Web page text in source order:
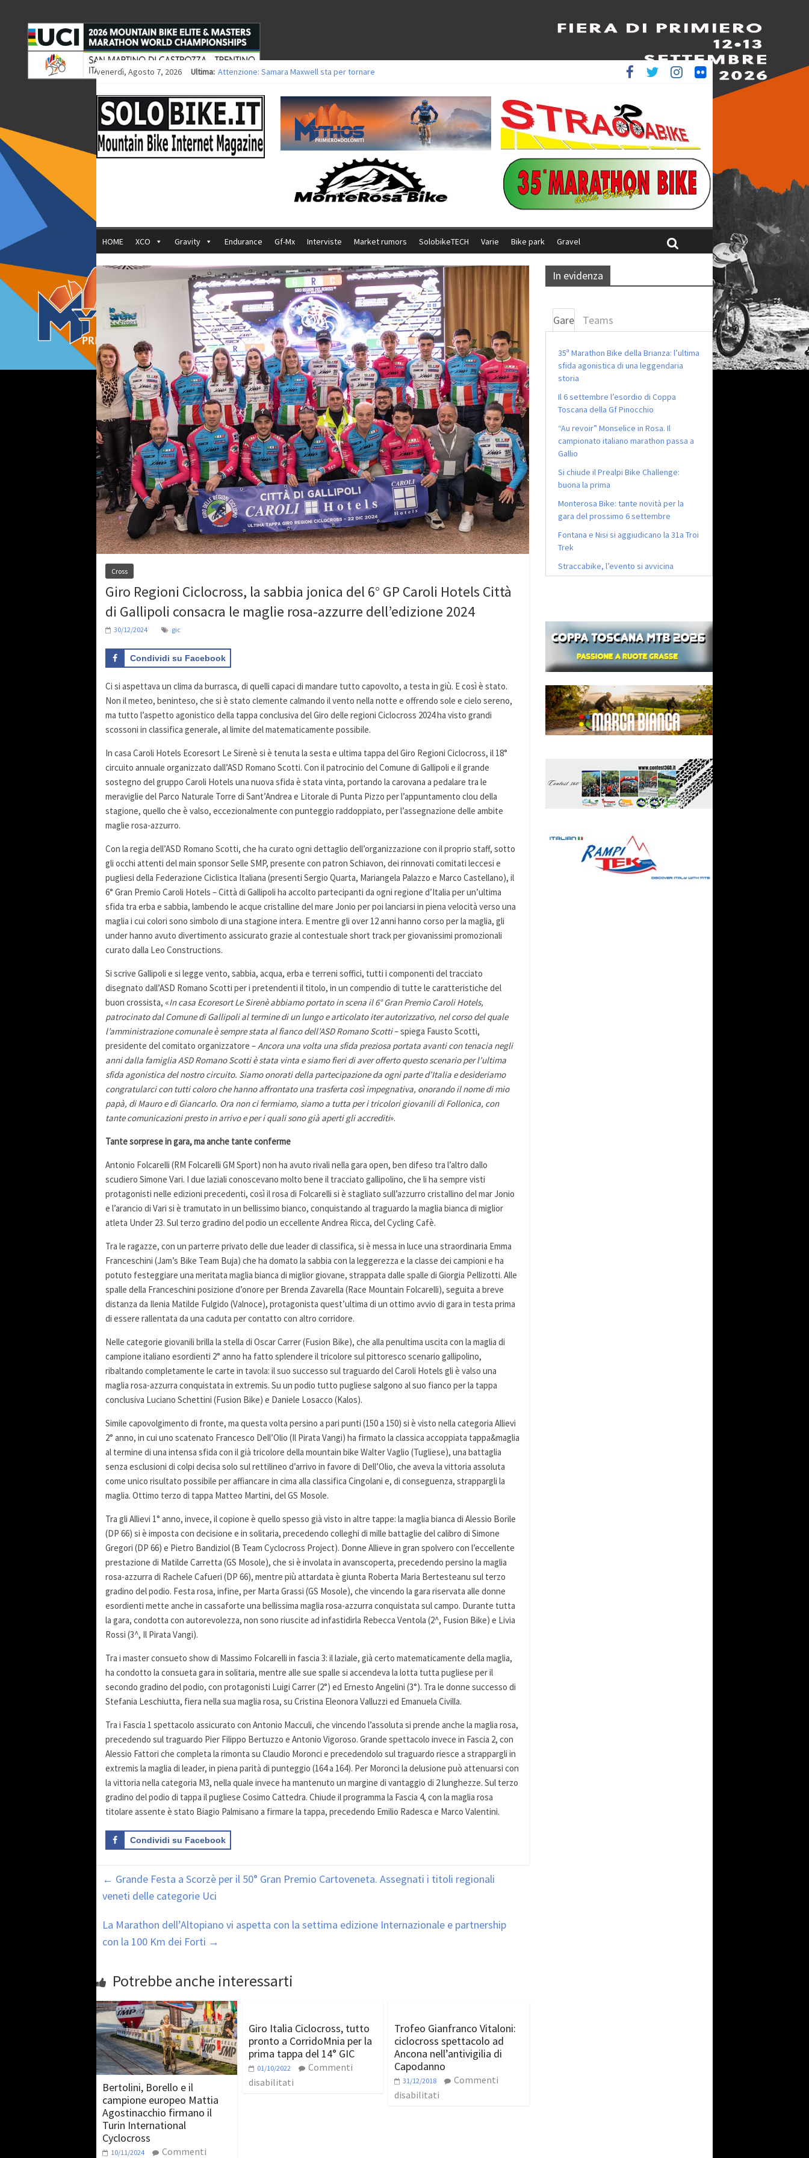
venerdì, Agosto 7, 2026 Ultima: Attenzione: Samara Maxwell sta per tornare
Europei XCO: vittorie per Ghibaudo, Grossmann e Gallis. Signorelli 5^ la migliore tra gli italiani
35ª Marathon Bike della Brianza: l’ultima sfida agonistica di una leggendaria storia
Europei MTB: il Team Relay firma il secondo argento azzurro a Monteceneri
HOME XCO Gravity Endurance Gf-Mx Interviste Market rumors SolobikeTECH Varie Bike park Gravel
Cross
Giro Regioni Ciclocross, la sabbia jonica del 6° GP Caroli Hotels Città
di Gallipoli consacra le maglie rosa-azzurre dell’edizione 2024
30/12/2024 gic
Condividi su Facebook
Ci si aspettava un clima da burrasca, di quelli capaci di mandare tutto capovolto, a testa in giù. E così è stato.
Non il meteo, beninteso, che si è stato clemente calmando il vento nella notte e offrendo sole e cielo sereno,
ma tutto l’aspetto agonistico della tappa conclusiva del Giro delle regioni Ciclocross 2024 ha visto grandi
scossoni in classifica generale, al limite del matematicamente possibile.
In casa Caroli Hotels Ecoresort Le Sirenè si è tenuta la sesta e ultima tappa del Giro Regioni Ciclocross, il 18°
circuito annuale organizzato dall’ASD Romano Scotti. Con il patrocinio del Comune di Gallipoli e il grande
sostegno del gruppo Caroli Hotels una nuova sfida è stata vinta, portando la carovana a pedalare tra le
meraviglie del Parco Naturale Torre di Sant’Andrea e Litorale di Punta Pizzo per l’appuntamento clou della
stagione, quello che è valso, eccezionalmente con punteggio raddoppiato, per l’assegnazione delle ambite
maglie rosa-azzurro.
Con la regia dell’ASD Romano Scotti, che ha curato ogni dettaglio dell’organizzazione con il proprio staff, sotto
gli occhi attenti del main sponsor Selle SMP, presente con patron Schiavon, dei rinnovati comitati leccesi e
pugliesi della Federazione Ciclistica Italiana (presenti Sergio Quarta, Mariangela Palazzo e Marco Castellano), il
6° Gran Premio Caroli Hotels – Città di Gallipoli ha accolto partecipanti da ogni regione d’Italia per un’ultima
sfida tra erba e sabbia, lambendo le acque cristalline del mare Jonio per poi lanciarsi in piena velocità verso una
maglia i cui colori sono simbolo di una stagione intera. E mentre gli over 12 anni hanno corso per la maglia, gli
under hanno avuto divertimento assicurato grazie al contestuale short track per giovanissimi promozionali
curato dalla Leo Constructions.
Si scrive Gallipoli e si legge vento, sabbia, acqua, erba e terreni soffici, tutti i componenti del tracciato
disegnato dall’ASD Romano Scotti per i pretendenti il titolo, in un compendio di tutte le caratteristiche del
buon crossista, «In casa Ecoresort Le Sirenè abbiamo portato in scena il 6° Gran Premio Caroli Hotels,
patrocinato dal Comune di Gallipoli al termine di un lungo e articolato iter autorizzativo, nel corso del quale
l’amministrazione comunale è sempre stata al fianco dell’ASD Romano Scotti– spiega Fausto Scotti,
presidente del comitato organizzatore –Ancora una volta una sfida preziosa portata avanti con tenacia negli
anni dalla famiglia ASD Romano Scotti è stata vinta e siamo fieri di aver offerto questo scenario per l’ultima
sfida agonistica del nostro circuito. Siamo onorati della partecipazione da ogni parte d’Italia e desideriamo
congratularci con tutti coloro che hanno affrontato una trasferta così impegnativa, onorando il nome di mio
papà, di Mauro e di Giancarlo. Ora non ci fermiamo, siamo a tutta per i tricolori giovanili di Follonica, con
tante comunicazioni presto in arrivo e per i quali sono già aperti gli accrediti».
Tante sorprese in gara, ma anche tante conferme
Antonio Folcarelli (RM Folcarelli GM Sport) non ha avuto rivali nella gara open, ben difeso tra l’altro dallo
scudiero Simone Vari. I due laziali conoscevano molto bene il tracciato gallipolino, che li ha sempre visti
protagonisti nelle edizioni precedenti, così il rosa di Folcarelli si è stagliato sull’azzurro cristallino del mar Jonio
e l’arancio di Vari si è tramutato in un bellissimo bianco, conquistando al traguardo la maglia bianca di miglior
atleta Under 23. Sul terzo gradino del podio un eccellente Andrea Ricca, del Cycling Cafè.
Tra le ragazze, con un parterre privato delle due leader di classifica, si è messa in luce una straordinaria Emma
Franceschini (Jam’s Bike Team Buja) che ha domato la sabbia con la leggerezza e la classe dei campioni e ha
potuto festeggiare una meritata maglia bianca di miglior giovane, strappata dalle spalle di Giorgia Pellizotti. Alle
spalle della Franceschini posizione d’onore per Brenda Zavarella (Race Mountain Folcarelli), seguita a breve
distanza da Ilenia Matilde Fulgido (Valnoce), protagonista quest’ultima di un ottimo avvio di gara in testa prima
di essere rallentata da una caduta per contatto con altro corridore.
Nelle categorie giovanili brilla la stella di Oscar Carrer (Fusion Bike), che alla penultima uscita con la maglia di
campione italiano esordienti 2° anno ha fatto splendere il tricolore sul pittoresco scenario gallipolino,
ribaltando completamente le carte in tavola: il suo successo sul traguardo del Caroli Hotels gli è valso una
maglia rosa-azzurra conquistata in extremis. Su un podio tutto pugliese salgono al suo fianco per la tappa
conclusiva Luciano Schettini (Fusion Bike) e Daniele Losacco (Kalos).
Simile capovolgimento di fronte, ma questa volta persino a pari punti (150 a 150) si è visto nella categoria Allievi
2° anno, in cui uno scatenato Francesco Dell’Olio (Il Pirata Vangi) ha firmato la classica accoppiata tappa&maglia
al termine di una intensa sfida con il già tricolore della mountain bike Walter Vaglio (Tugliese), una battaglia
senza esclusioni di colpi decisa solo sul rettilineo d’arrivo in favore di Dell’Olio, che aveva la vittoria assoluta
come unico risultato possibile per affiancare in cima alla classifica Cingolani e, di conseguenza, strappargli la
maglia. Ottimo terzo di tappa Matteo Martini, del GS Mosole.
Tra gli Allievi 1° anno, invece, il copione è quello spesso già visto in altre tappe: la maglia bianca di Alessio Borile
(DP 66) si è imposta con decisione e in solitaria, precedendo colleghi di mille battaglie del calibro di Simone
Gregori (DP 66) e Pietro Bandiziol (B Team Cyclocross Project). Donne Allieve in gran spolvero con l’eccellente
prestazione di Matilde Carretta (GS Mosole), che si è involata in avanscoperta, precedendo persino la maglia
rosa-azzurra di Rachele Cafueri (DP 66), mentre più attardata è giunta Roberta Maria Bertesteanu sul terzo
gradino del podio. Festa rosa, infine, per Marta Grassi (GS Mosole), che vincendo la gara riservata alle donne
esordienti mette anche in cassaforte una bellissima maglia rosa-azzurra conquistata sul campo. Durante tutta
la gara, condotta con autorevolezza, non sono riuscite ad infastidirla Rebecca Ventola (2^, Fusion Bike) e Livia
Rossi (3^, Il Pirata Vangi).
Tra i master consueto show di Massimo Folcarelli in fascia 3: il laziale, già certo matematicamente della maglia,
ha condotto la consueta gara in solitaria, mentre alle sue spalle si accendeva la lotta tutta pugliese per il
secondo gradino del podio, con protagonisti Luigi Carrer (2°) ed Ernesto Angelini (3°). Tra le donne successo di
Stefania Leschiutta, fiera nella sua maglia rosa, su Cristina Eleonora Valluzzi ed Emanuela Civilla.
Tra i Fascia 1 spettacolo assicurato con Antonio Macculi, che vincendo l’assoluta si prende anche la maglia rosa,
precedendo sul traguardo Pier Filippo Bertuzzo e Antonio Vigoroso. Grande spettacolo invece in Fascia 2, con
Alessio Fattori che completa la rimonta su Claudio Moronci e precedendolo sul traguardo riesce a strappargli in
extremis la maglia di leader, in piena parità di punteggio (164 a 164). Per Moronci la delusione può attenuarsi con
la vittoria nella categoria M3, nella quale invece ha mantenuto un margine di vantaggio di 2 lunghezze. Sul terzo
gradino del podio di tappa il pugliese Cosimo Cattedra. Chiude il programma la Fascia 4, con la maglia rosa
titolare assente è stato Biagio Palmisano a firmare la tappa, precedendo Emilio Radesca e Marco Valentini.
Condividi su Facebook
← Grande Festa a Scorzè per il 50° Gran Premio Cartoveneta. Assegnati i titoli regionali
veneti delle categorie Uci
La Marathon dell’Altopiano vi aspetta con la settima edizione Internazionale e partnership
con la 100 Km dei Forti →
Potrebbe anche interessarti
Bertolini, Borello e il
campione europeo Mattia
Agostinacchio firmano il
Turin International
Cyclocross
10/11/2024 Commenti
Giro Italia Ciclocross, tutto
pronto a CorridoMnia per la
prima tappa del 14° GIC
01/10/2022
Commenti
disabilitati
Trofeo Gianfranco Vitaloni:
ciclocross spettacolo ad
Ancona nell’antivigilia di
Capodanno
31/12/2018
Commenti
disabilitati
In evidenza
Gare Teams
35ª Marathon Bike della Brianza: l’ultima
sfida agonistica di una leggendaria
storia
Il 6 settembre l’esordio di Coppa
Toscana della Gf Pinocchio
“Au revoir” Monselice in Rosa. Il
campionato italiano marathon passa a
Gallio
Si chiude il Prealpi Bike Challenge:
buona la prima
Monterosa Bike: tante novità per la
gara del prossimo 6 settembre
Fontana e Nisi si aggiudicano la 31a Troi
Trek
Straccabike, l’evento si avvicina